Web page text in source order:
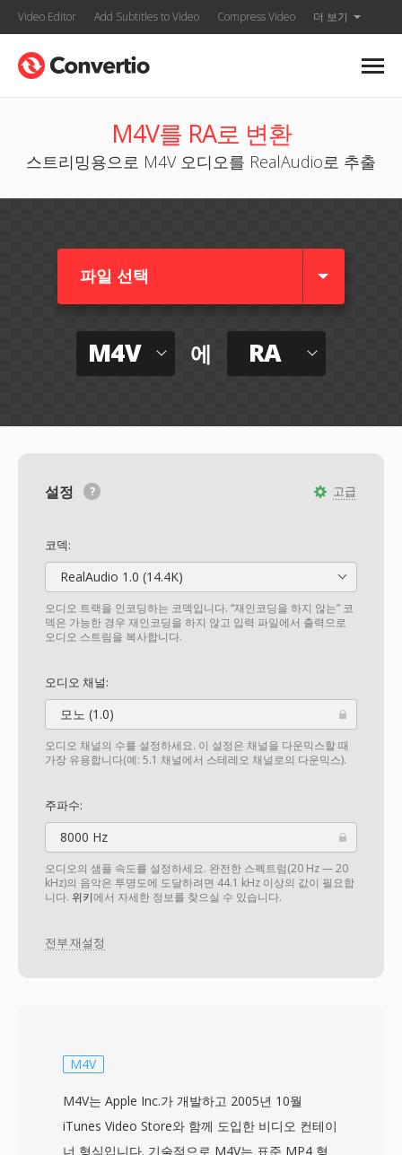
Video Editor Add Subtitles to Video Compress Video 더 보기
M4V를 RA로 변환
스트리밍용으로 M4V 오디오를 RealAudio로 추출
파일 선택
M4V 에 RA
고급
설정
코덱:
RealAudio 1.0 (14.4K)
오디오 트랙을 인코딩하는 코덱입니다. “재인코딩을 하지 않는” 코
덱은 가능한 경우 재인코딩을 하지 않고 입력 파일에서 출력으로
오디오 스트림을 복사합니다.
오디오 채널:
모노 (1.0)
오디오 채널의 수를 설정하세요. 이 설정은 채널을 다운믹스할 때
가장 유용합니다(예: 5.1 채널에서 스테레오 채널로의 다운믹스).
주파수:
8000 Hz
오디오의 샘플 속도를 설정하세요. 완전한 스펙트럼(20 Hz — 20
kHz)의 음악은 투명도에 도달하려면 44.1 kHz 이상의 값이 필요합
니다. 위키에서 자세한 정보를 찾으실 수 있습니다.
전부 재설정
M4V
M4V는 Apple Inc.가 개발하고 2005년 10월
iTunes Video Store와 함께 도입한 비디오 컨테이
너 형식입니다. 기술적으로 M4V는 표준 MP4 형